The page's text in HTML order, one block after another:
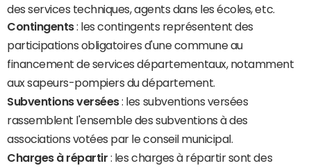
des services techniques, agents dans les écoles, etc.
Contingents: les contingents représentent des
participations obligatoires d'une commune au
financement de services départementaux, notamment
aux sapeurs-pompiers du département.
Subventions versées: les subventions versées
rassemblent l'ensemble des subventions à des
associations votées par le conseil municipal.
Charges à répartir : les charges à répartir sont des